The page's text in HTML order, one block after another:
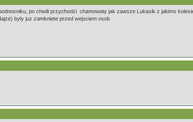
po chwili przychodzi chamowaty jak zawsze Lukasik z jakims
byly juz zamkniete przed wejsciem osob